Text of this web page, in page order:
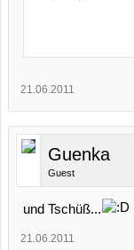
21.06.2011
Guenka
Guest
und Tschüß...
21.06.2011